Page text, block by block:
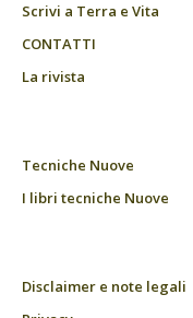
Scrivi a Terra e Vita
CONTATTI
La rivista
Tecniche Nuove
I libri tecniche Nuove
Disclaimer e note legali